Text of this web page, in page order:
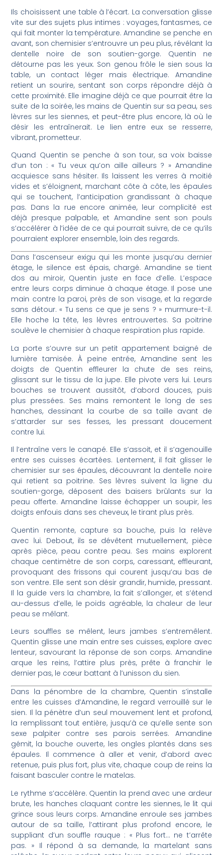
Ils choisissent une table à l’écart. La conversation glisse
vite sur des sujets plus intimes : voyages, fantasmes, ce
qui fait monter la température. Amandine se penche en
avant, son chemisier s’entrouvre un peu plus, révélant la
dentelle noire de son soutien-gorge. Quentin ne
détourne pas les yeux. Son genou frôle le sien sous la
table, un contact léger mais électrique. Amandine
retient un sourire, sentant son corps répondre déjà à
cette proximité. Elle imagine déjà ce que pourrait être la
suite de la soirée, les mains de Quentin sur sa peau, ses
lèvres sur les siennes, et peut-être plus encore, là où le
désir les entraînerait. Le lien entre eux se resserre,
vibrant, prometteur.
Quand Quentin se penche à son tour, sa voix baisse
d’un ton : « Tu veux qu’on aille ailleurs ? » Amandine
acquiesce sans hésiter. Ils laissent les verres à moitié
vides et s’éloignent, marchant côte à côte, les épaules
qui se touchent, l’anticipation grandissant à chaque
pas. Dans la rue encore animée, leur complicité est
déjà presque palpable, et Amandine sent son pouls
s’accélérer à l’idée de ce qui pourrait suivre, de ce qu’ils
pourraient explorer ensemble, loin des regards.
Dans l’ascenseur exigu qui les monte jusqu’au dernier
étage, le silence est épais, chargé. Amandine se tient
dos au miroir, Quentin juste en face d’elle. L’espace
entre leurs corps diminue à chaque étage. Il pose une
main contre la paroi, près de son visage, et la regarde
sans détour. « Tu sens ce que je sens ? » murmure-t-il.
Elle hoche la tête, les lèvres entrouvertes. Sa poitrine
soulève le chemisier à chaque respiration plus rapide.
La porte s’ouvre sur un petit appartement baigné de
lumière tamisée. À peine entrée, Amandine sent les
doigts de Quentin effleurer la chute de ses reins,
glissant sur le tissu de la jupe. Elle pivote vers lui. Leurs
bouches se trouvent aussitôt, d’abord douces, puis
plus pressées. Ses mains remontent le long de ses
hanches, dessinant la courbe de sa taille avant de
s’attarder sur ses fesses, les pressant doucement
contre lui.
Il l’entraîne vers le canapé. Elle s’assoit, et il s’agenouille
entre ses cuisses écartées. Lentement, il fait glisser le
chemisier sur ses épaules, découvrant la dentelle noire
qui retient sa poitrine. Ses lèvres suivent la ligne du
soutien-gorge, déposent des baisers brûlants sur la
peau offerte. Amandine laisse échapper un soupir, les
doigts enfouis dans ses cheveux, le tirant plus près.
Quentin remonte, capture sa bouche, puis la relève
avec lui. Debout, ils se dévêtent mutuellement, pièce
après pièce, peau contre peau. Ses mains explorent
chaque centimètre de son corps, caressant, effleurant,
provoquant des frissons qui courent jusqu’au bas de
son ventre. Elle sent son désir grandir, humide, pressant.
Il la guide vers la chambre, la fait s’allonger, et s’étend
au-dessus d’elle, le poids agréable, la chaleur de leur
peau se mêlant.
Leurs souffles se mêlent, leurs jambes s’entremêlent.
Quentin glisse une main entre ses cuisses, explore avec
lenteur, savourant la réponse de son corps. Amandine
arque les reins, l’attire plus près, prête à franchir le
dernier pas, le cœur battant à l’unisson du sien.
Dans la pénombre de la chambre, Quentin s’installe
entre les cuisses d’Amandine, le regard verrouillé sur le
sien. Il la pénètre d’un seul mouvement lent et profond,
la remplissant tout entière, jusqu’à ce qu’elle sente son
sexe palpiter contre ses parois serrées. Amandine
gémit, la bouche ouverte, les ongles plantés dans ses
épaules. Il commence à aller et venir, d’abord avec
retenue, puis plus fort, plus vite, chaque coup de reins la
faisant basculer contre le matelas.
Le rythme s’accélère. Quentin la prend avec une ardeur
brute, les hanches claquant contre les siennes, le lit qui
grince sous leurs corps. Amandine enroule ses jambes
autour de sa taille, l’attirant plus profond encore, le
suppliant d’un souffle rauque : « Plus fort… ne t’arrête
pas. » Il répond à sa demande, la martelant sans